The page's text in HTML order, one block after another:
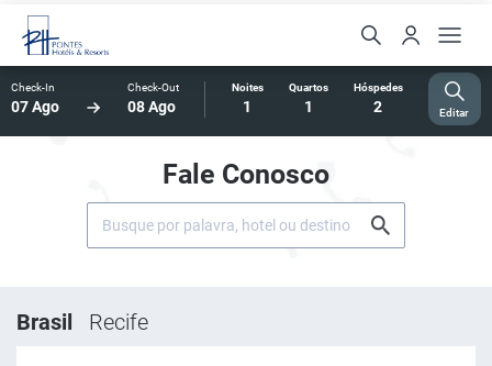
Check-In
07 Ago
Check-Out
08 Ago
Noites
1
Quartos
1
Hóspedes
2 Editar
Fale Conosco
Brasil Recife